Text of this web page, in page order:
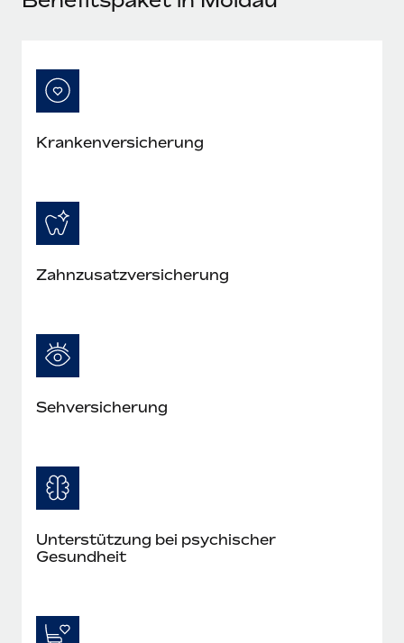
Mehr erfahren
Kranken­versicherung
Zahn­zusatz­versicherung
Seh­versicherung
Unterstützung bei psychischer
Gesundheit